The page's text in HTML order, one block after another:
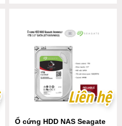
Liên hệ
Liên hệ
Ổ cứng HDD NAS Seagate